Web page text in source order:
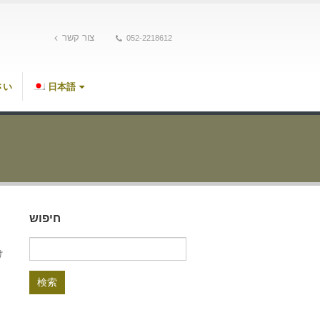
צור קשר 052-2218612
い 日本語
חיפוש
索: